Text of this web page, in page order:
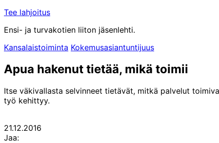
Tee lahjoitus
Ensi- ja turvakotien liiton jäsenlehti.
Kansalaistoiminta Kokemusasiantuntijuus
Apua hakenut tietää, mikä toimii
Itse väkivallasta selvinneet tietävät, mitkä palvelut
työ kehittyy.
21.12.2016
Jaa: